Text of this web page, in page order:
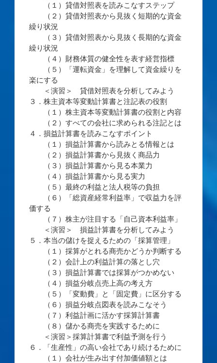
（１）貸借対照表を読みこなすステップ
（２）貸借対照表から見抜く短期的な資金
繰り状況
（３）貸借対照表から見抜く長期的な資金
繰り状況
（４）財務体質の健全性を表す経営指標
（５）「運転資金」を理解して資金繰りを
楽にする
＜演習＞ 貸借対照表を分析してみよう
３．株主資本等変動計算書と注記表の役割
（１）株主資本等変動計算書の役割と内容
（２）すべての会社に求められる注記とは
４．損益計算書を読みこなすポイント
（１）損益計算書から読みとる情報とは
（２）損益計算書から見抜く商品力
（３）損益計算書から見る本業力
（４）損益計算書から見る実力
（５）最終の利益と法人税等の負担
（６）「総資産経常利益率」で収益力を評
価する
（７）株主が注目する「自己資本利益率」
＜演習＞ 損益計算書を分析してみよう
５．本当の儲けを捉えるための「採算管理」
（１）採算がとれる商売かどうか判断する
（２）会計上の利益計算の落とし穴
（３）損益計算書では採算がつかめない
（４）損益分岐点売上高の考え方
（５）「変動費」と「固定費」に区分する
（６）損益分岐点図表を読みこなそう
（７）利益計画に活かす採算計算書
（８）儲かる商売を実践するために
＜演習＞採算計算書で利益予測を行う
６．「生産性」の高い会社であり続けるために
（１）会社が生み出す付加価値額とは